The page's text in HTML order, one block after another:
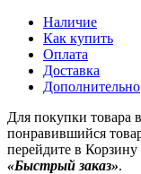
Наличие
Как купить
Оплата
Доставка
Дополнительно
Для покупки товара
понравившийся
перейдите в
«Быстрый заказ».